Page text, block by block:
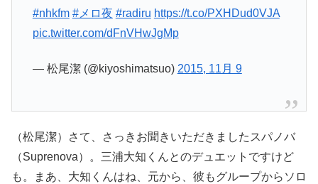
#nhkfm #メロ夜 #radiru https://t.co/PXHDud0VJA
pic.twitter.com/dFnVHwJgMp
— 松尾潔 (@kiyoshimatsuo) 2015, 11月 9
（松尾潔）さて、さっきお聞きいただきましたスパノバ
（Suprenova）。三浦大知くんとのデュエットですけど
も。まあ、大知くんはね、元から、彼もグループからソロ